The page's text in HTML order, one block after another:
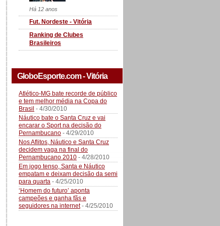
Há 12 anos
Fut. Nordeste - Vitória
Ranking de Clubes
Brasileiros
GloboEsporte.com - Vitória
Atlético-MG bate recorde de público
e tem melhor média na Copa do
Brasil - 4/30/2010
Náutico bate o Santa Cruz e vai
encarar o Sport na decisão do
Pernambucano - 4/29/2010
Nos Aflitos, Náutico e Santa Cruz
decidem vaga na final do
Pernambucano 2010 - 4/28/2010
Em jogo tenso, Santa e Náutico
empatam e deixam decisão da semi
para quarta - 4/25/2010
‘Homem do futuro’ aponta
campeões e ganha fãs e
seguidores na internet- 4/25/2010